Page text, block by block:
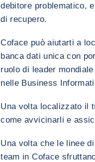
debitore problematico,
di recupero.
Coface può aiutarti a
banca dati unica con
ruolo di leader
nelle Business
Una volta localizzato il
come avvicinarli e
Una volta che le linee
team in Coface